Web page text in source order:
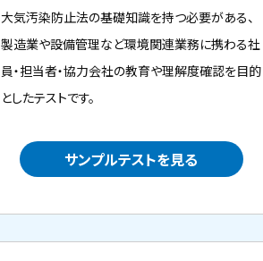
大気汚染防止法の基礎知識を持つ必要がある、
製造業や設備管理など環境関連業務に携わる社
員・担当者・協力会社の教育や理解度確認を目的
としたテストです。
サンプルテストを見る